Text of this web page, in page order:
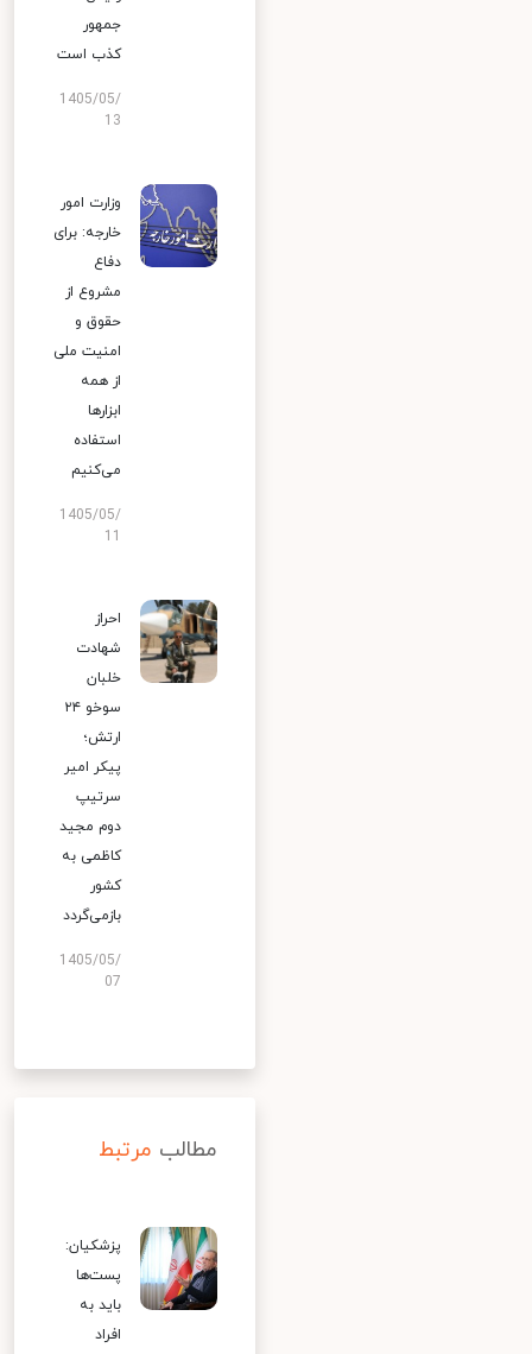
جمهور
کذب است
1405/05/
13
وزارت امور
خارجه: برای
دفاع
مشروع از
حقوق و
امنیت ملی
از همه
ابزارها
استفاده
می‌کنیم
1405/05/
احراز
شهادت
خلبان
سوخو ۲۴
ارتش؛
پیکر امیر
سرتیپ
دوم مجید
کاظمی به
کشور
بازمی‌گردد
1405/05/
07
مطالب مرتبط
پزشکیان:
پست‌ها
باید به
افراد